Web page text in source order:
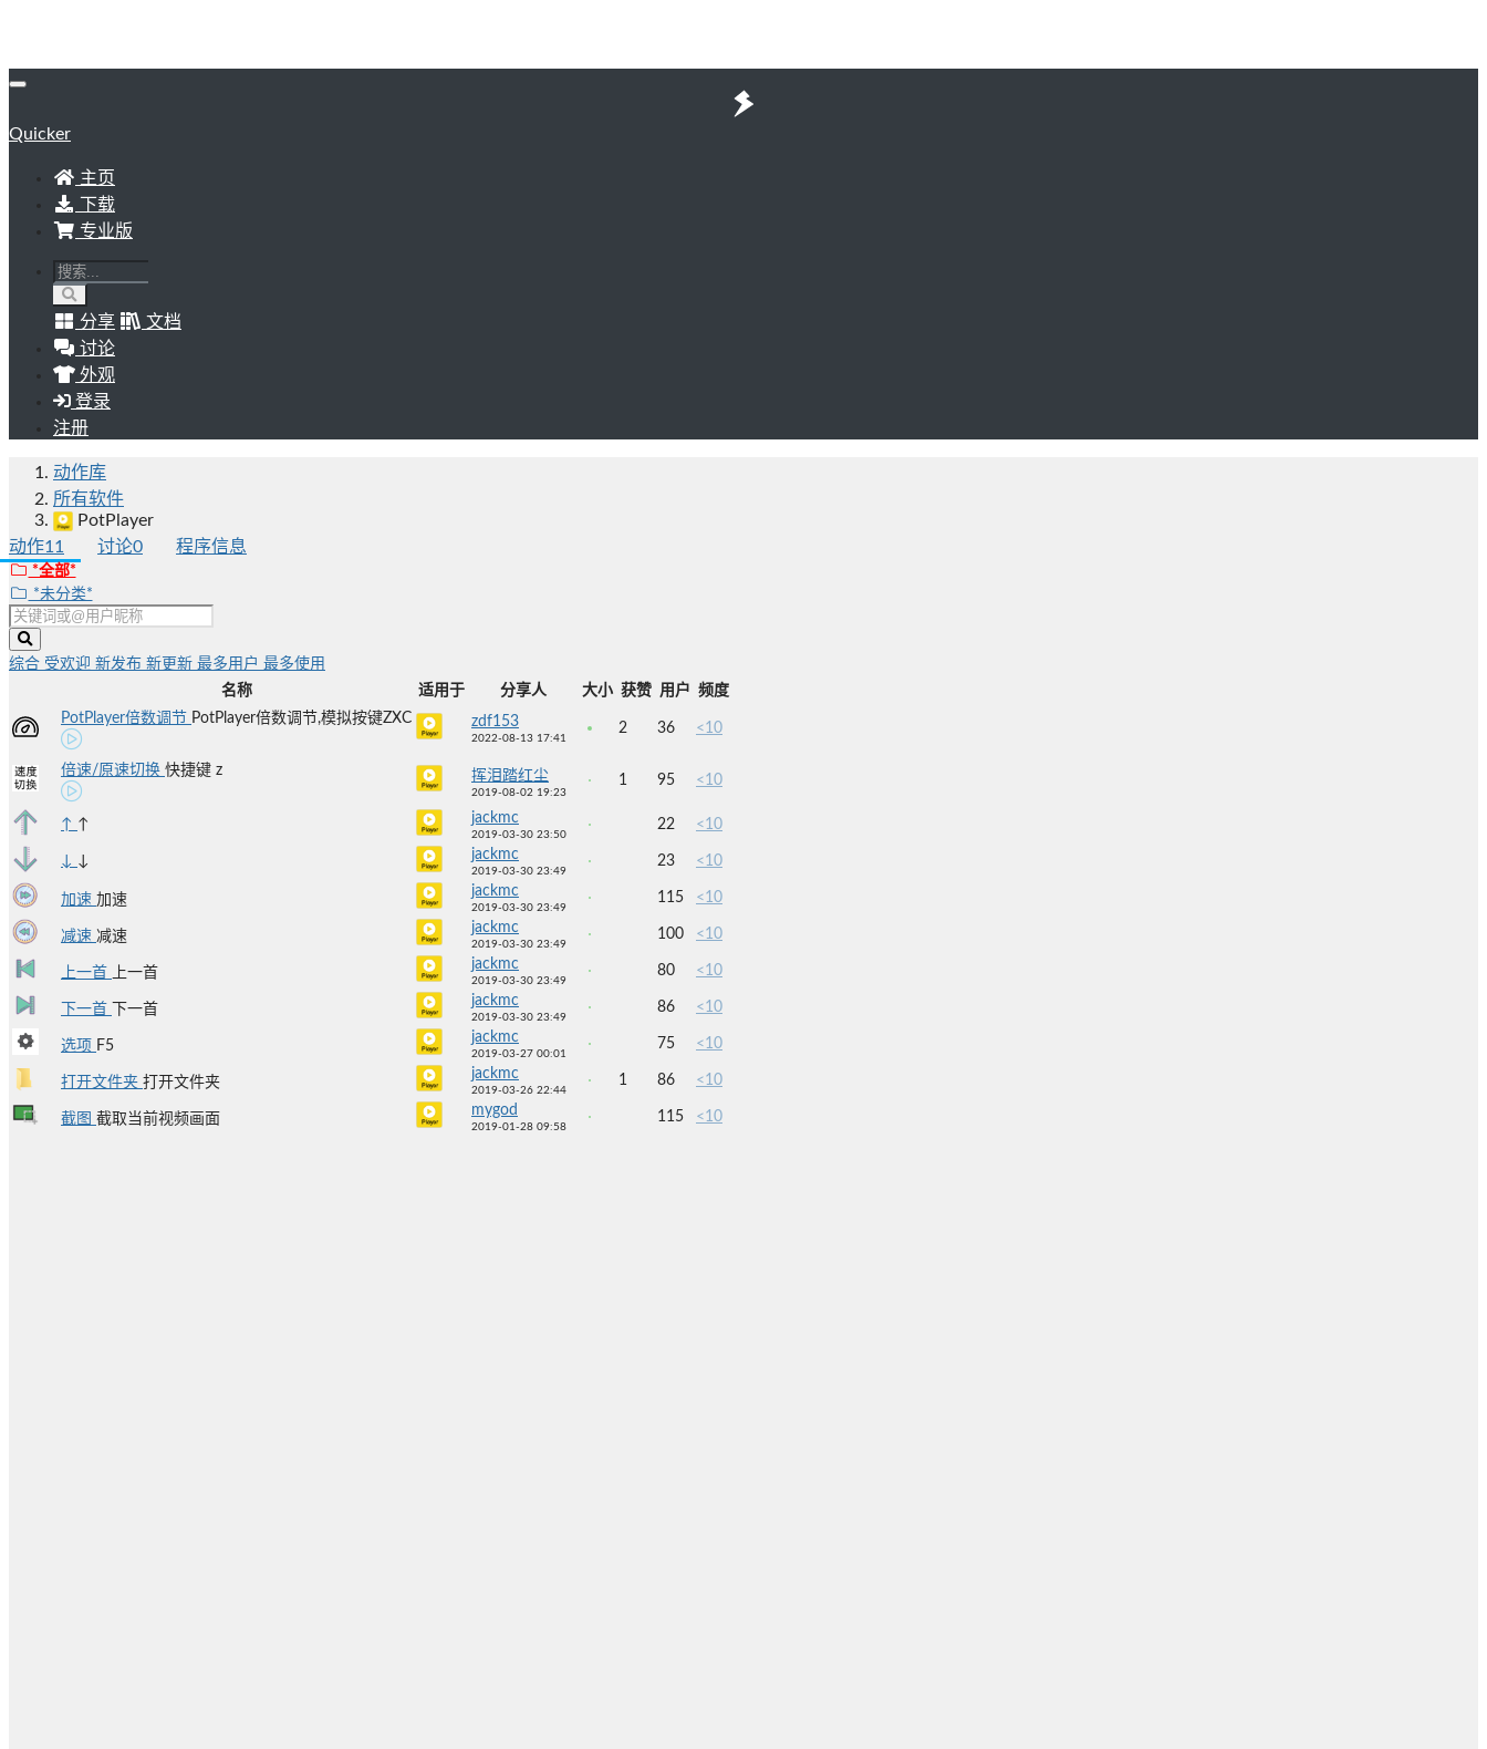
Quicker
主页
下载
专业版
分享
文档
讨论
外观
登录
注册
动作库
所有软件
PotPlayer
动作11 讨论0 程序信息
*全部*
*未分类*
综合 受欢迎 新发布 新更新 最多用户 最多使用
名称
适用于 分享人 大小 获赞 用户 频度
PotPlayer倍数调节 PotPlayer倍数调节,模拟按键ZXC zdf153
2022-08-13 17:41
2 36 <10
倍速/原速切换 快捷键 z 挥泪踏红尘
2019-08-02 19:23
1 95 <10
↑ ↑ jackmc
2019-03-30 23:50
22 <10
↓ ↓ jackmc
2019-03-30 23:49
23 <10
加速 加速
jackmc
2019-03-30 23:49
115 <10
减速 减速
jackmc
2019-03-30 23:49
100 <10
上一首 上一首
jackmc
2019-03-30 23:49
80 <10
下一首 下一首
jackmc
2019-03-30 23:49
86 <10
选项 F5
jackmc
2019-03-27 00:01
75 <10
打开文件夹 打开文件夹
jackmc
2019-03-26 22:44
1 86 <10
截图 截取当前视频画面
mygod
2019-01-28 09:58
115 <10